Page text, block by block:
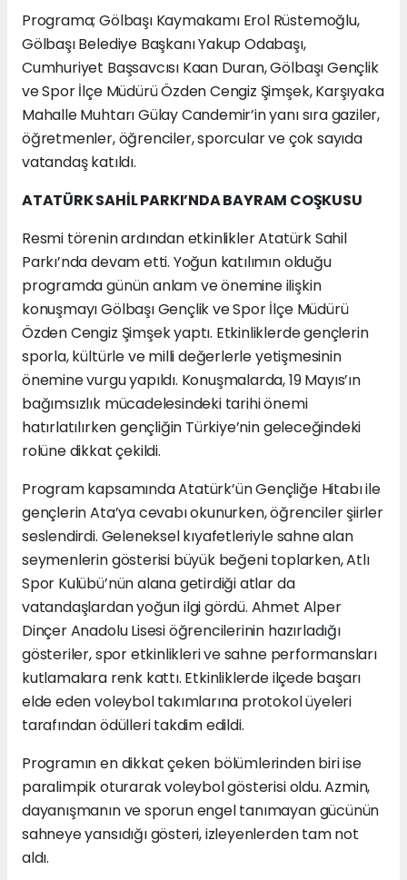
Programa; Gölbaşı Kaymakamı Erol Rüstemoğlu,
Gölbaşı Belediye Başkanı Yakup Odabaşı,
Cumhuriyet Başsavcısı Kaan Duran, Gölbaşı Gençlik
ve Spor İlçe Müdürü Özden Cengiz Şimşek, Karşıyaka
Mahalle Muhtarı Gülay Candemir’in yanı sıra gaziler,
öğretmenler, öğrenciler, sporcular ve çok sayıda
vatandaş katıldı.
ATATÜRK SAHİL PARKI’NDA BAYRAM COŞKUSU
Resmi törenin ardından etkinlikler Atatürk Sahil
Parkı’nda devam etti. Yoğun katılımın olduğu
programda günün anlam ve önemine ilişkin
konuşmayı Gölbaşı Gençlik ve Spor İlçe Müdürü
Özden Cengiz Şimşek yaptı. Etkinliklerde gençlerin
sporla, kültürle ve milli değerlerle yetişmesinin
önemine vurgu yapıldı. Konuşmalarda, 19 Mayıs’ın
bağımsızlık mücadelesindeki tarihi önemi
hatırlatılırken gençliğin Türkiye’nin geleceğindeki
rolüne dikkat çekildi.
Program kapsamında Atatürk’ün Gençliğe Hitabı ile
gençlerin Ata’ya cevabı okunurken, öğrenciler şiirler
seslendirdi. Geleneksel kıyafetleriyle sahne alan
seymenlerin gösterisi büyük beğeni toplarken, Atlı
Spor Kulübü’nün alana getirdiği atlar da
vatandaşlardan yoğun ilgi gördü. Ahmet Alper
Dinçer Anadolu Lisesi öğrencilerinin hazırladığı
gösteriler, spor etkinlikleri ve sahne performansları
kutlamalara renk kattı. Etkinliklerde ilçede başarı
elde eden voleybol takımlarına protokol üyeleri
tarafından ödülleri takdim edildi.
Programın en dikkat çeken bölümlerinden biri ise
paralimpik oturarak voleybol gösterisi oldu. Azmin,
dayanışmanın ve sporun engel tanımayan gücünün
sahneye yansıdığı gösteri, izleyenlerden tam not
aldı.